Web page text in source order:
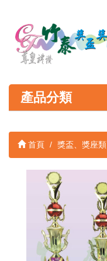
產品分類
首頁 獎盃、獎座類